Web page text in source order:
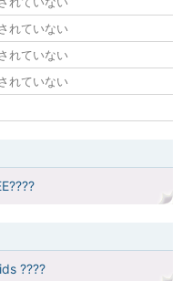
れていない
れていない
れていない
????